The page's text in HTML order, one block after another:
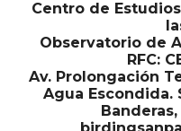
Centro de
Observatorio de
RFC:
Av. Prolongación
Agua Escondida.